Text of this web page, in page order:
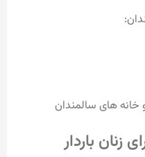
خانه های سالمندان
زنان باردار